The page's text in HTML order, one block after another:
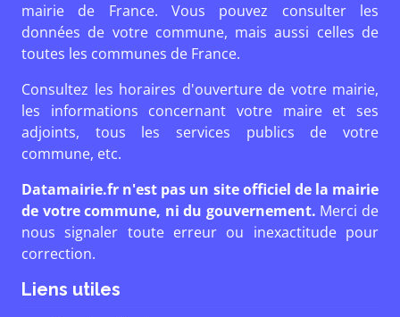
mairie de France. Vous pouvez consulter les
données de votre commune, mais aussi celles de
toutes les communes de France.
Consultez les horaires d'ouverture de votre mairie,
les informations concernant votre maire et ses
adjoints, tous les services publics de votre
commune, etc.
Datamairie.fr n'est pas un site officiel de la mairie
de votre commune, ni du gouvernement. Merci de
nous signaler toute erreur ou inexactitude pour
correction.
Liens utiles